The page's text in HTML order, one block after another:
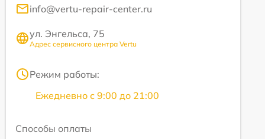
info@vertu-repair-center.ru
ул. Энгельса, 75
Адрес сервисного центра Vertu
Режим работы:
Ежедневно с 9:00 до 21:00
Способы оплаты